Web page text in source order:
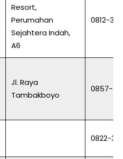
Resort,
Perumahan
Sejahtera Indah,
A6
0812-
Jl. Raya
Tambakboyo
0857-
0822-